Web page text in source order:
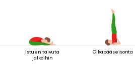
Istuen taivuta
jalkoihin
Olkapääseisonta